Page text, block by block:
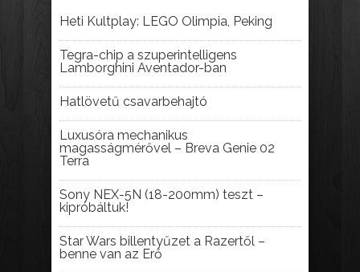
Heti Kultplay: LEGO Olimpia, Peking
Tegra-chip a szuperintelligens
Lamborghini Aventador-ban
Hatlövetű csavarbehajtó
Luxusóra mechanikus
magasságmérővel – Breva Genie 02
Terra
Sony NEX-5N (18-200mm) teszt –
kipróbáltuk!
Star Wars billentyűzet a Razertől –
benne van az Erő